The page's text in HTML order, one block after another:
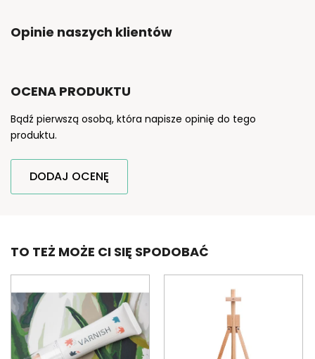
Opinie naszych klientów
OCENA PRODUKTU
Bądź pierwszą osobą, która napisze opinię do tego
produktu.
DODAJ OCENĘ
TO TEŻ MOŻE CI SIĘ SPODOBAĆ